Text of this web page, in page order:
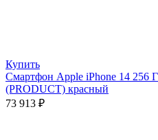
Купить
Смартфон Apple iPhone 14 256
(PRODUCT) красный
73 913 ₽